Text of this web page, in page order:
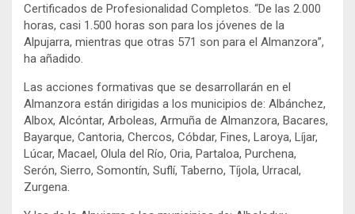
Certificados de Profesionalidad Completos. “De las 2.000
horas, casi 1.500 horas son para los jóvenes de la
Alpujarra, mientras que otras 571 son para el Almanzora”,
ha añadido.
Las acciones formativas que se desarrollarán en el
Almanzora están dirigidas a los municipios de: Albánchez,
Albox, Alcóntar, Arboleas, Armuña de Almanzora, Bacares,
Bayarque, Cantoria, Chercos, Cóbdar, Fines, Laroya, Líjar,
Lúcar, Macael, Olula del Río, Oria, Partaloa, Purchena,
Serón, Sierro, Somontín, Suflí, Taberno, Tíjola, Urracal,
Zurgena.